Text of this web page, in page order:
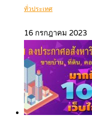
ทั่วประเทศ
16 กรกฎาคม 2023